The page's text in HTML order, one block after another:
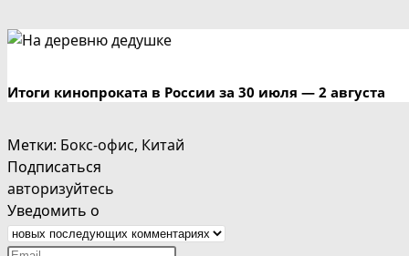
Итоги кинопроката в России за 30 июля — 2 августа
Метки: Бокс-офис, Китай
Подписаться
авторизуйтесь
Уведомить о